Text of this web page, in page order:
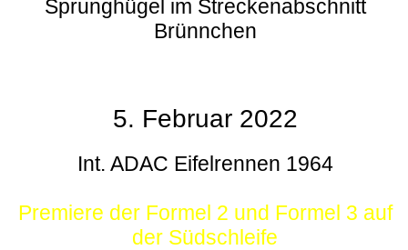
Sprunghügel im Streckenabschnitt
Brünnchen
5. Februar 2022
Int. ADAC Eifelrennen 1964
Premiere der Formel 2 und Formel 3 auf
der Südschleife